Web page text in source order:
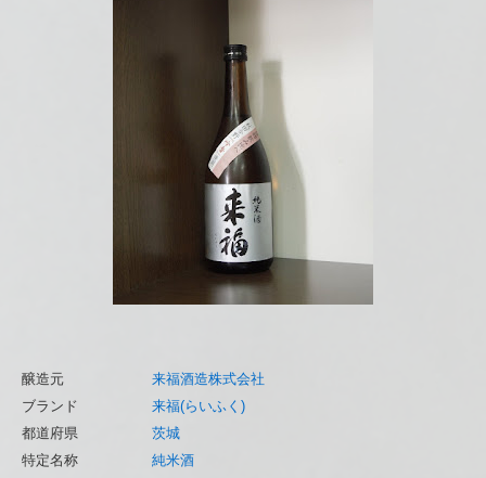
醸造元
来福酒造株式会社
ブランド
来福(らいふく)
都道府県
茨城
特定名称
純米酒